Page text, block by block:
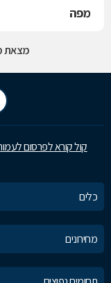
מפה
מצאת
קול קורא לפרסום
כלים
מחירונים